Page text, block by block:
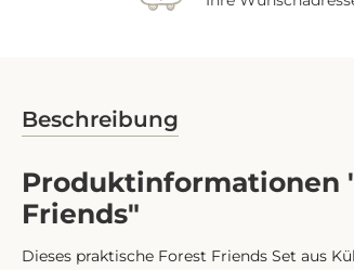
Beschreibung
Produktinformationen
Friends"
Dieses praktische Forest Friends Set aus